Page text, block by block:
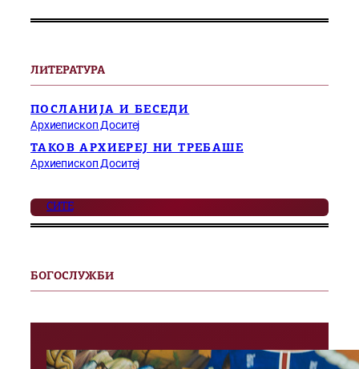
ЛИТЕРАТУРА
ПОСЛАНИЈА И БЕСЕДИ
Архиепископ Доситеј
ТАКОВ АРХИЕРЕЈ НИ ТРЕБАШЕ
Архиепископ Доситеј
СИТЕ
БОГОСЛУЖБИ